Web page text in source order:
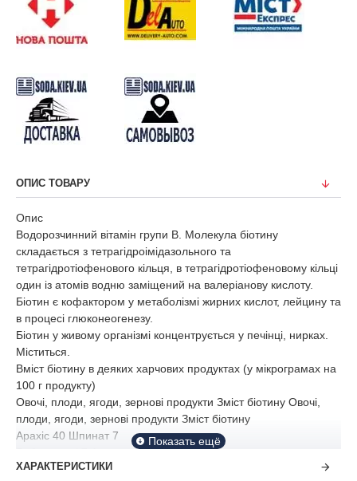
ОПИС ТОВАРУ
Опис
Водорозчинний вітамін групи В. Молекула біотину
складається з тетрагідроімідазольного та
тетрагідротіофенового кільця, в тетрагідротіофеновому кільці
один із атомів водню заміщений на валеріанову кислоту.
Біотин є кофактором у метаболізмі жирних кислот, лейцину та
в процесі глюконеогенезу.
Біотин у живому організмі концентрується у печінці, нирках.
Міститься.
Вміст біотину в деяких харчових продуктах (у мікрограмах на
100 г продукту)
Овочі, плоди, ягоди, зернові продукти Зміст біотину Овочі,
плоди, ягоди, зернові продукти Зміст біотину
Арахіс 40 Шпинат 7
Боби зелені 7 Апельсини 2
Боби соєві 60 Диня 3
ХАРАКТЕРИСТИКИ